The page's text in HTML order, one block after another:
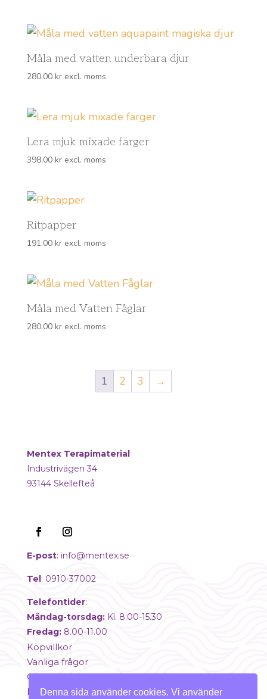
Måla med vatten underbara djur
280.00 krexcl. moms
Lera mjuk mixade färger
398.00 krexcl. moms
Ritpapper
191.00 krexcl. moms
Måla med Vatten Fåglar
280.00 krexcl. moms
1 2 3 →
Mentex Terapimaterial
Industrivägen 34
93144 Skellefteå
E-post: info@mentex.se
Tel: 0910-37002
Telefontider:
Måndag-torsdag:Kl. 8.00-15.30
Fredag:8.00-11.00
Köpvillkor
Vanliga frågor
Om oss
Mitt konto
Denna sida använder cookies. Vi använder